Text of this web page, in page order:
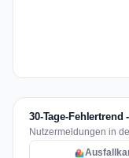
30-Tage-
Nutzermeldungen in